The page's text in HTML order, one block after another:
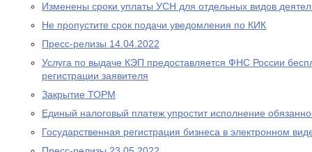
Изменены сроки уплаты УСН для отдельных видов
Не пропустите срок подачи уведомления по КИК
Пресс-релизы 14.04.2022
Услуга по выдаче КЭП предоставляется ФНС России
регистрации заявителя
Закрытие ТОРМ
Единый налоговый платеж упростит исполнение
Государственная регистрация бизнеса в электронном